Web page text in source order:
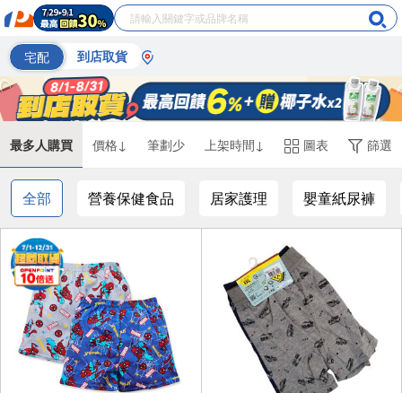
宅配 到店取貨
最多人購買 價格↓ 筆劃少 上架時間↓ 圖表 篩選
全部 營養保健食品 居家護理 嬰童紙尿褲